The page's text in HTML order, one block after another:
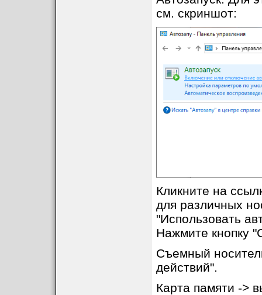
см. скриншот:
Кликните на
для различных
"Использовать
Нажмите кнопку
Съемный
действий".
Карта памяти ->